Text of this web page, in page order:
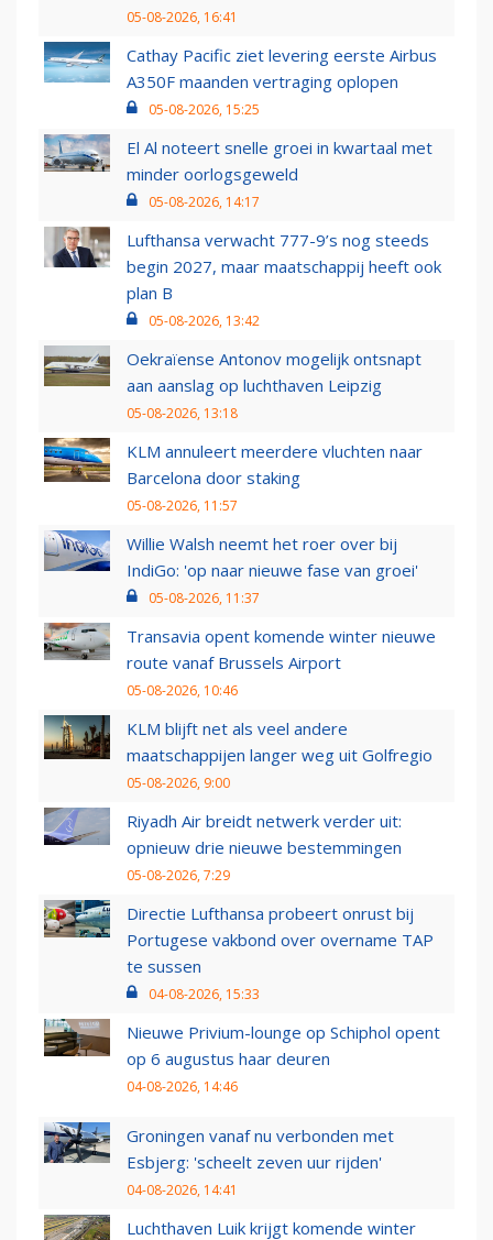
05-08-2026, 16:41
Cathay Pacific ziet levering eerste Airbus
A350F maanden vertraging oplopen
05-08-2026, 15:25
El Al noteert snelle groei in kwartaal met
minder oorlogsgeweld
05-08-2026, 14:17
Lufthansa verwacht 777-9’s nog steeds
begin 2027, maar maatschappij heeft ook
plan B
05-08-2026, 13:42
Oekraïense Antonov mogelijk ontsnapt
aan aanslag op luchthaven Leipzig
05-08-2026, 13:18
KLM annuleert meerdere vluchten naar
Barcelona door staking
05-08-2026, 11:57
Willie Walsh neemt het roer over bij
IndiGo: 'op naar nieuwe fase van groei'
05-08-2026, 11:37
Transavia opent komende winter nieuwe
route vanaf Brussels Airport
05-08-2026, 10:46
KLM blijft net als veel andere
maatschappijen langer weg uit Golfregio
05-08-2026, 9:00
Riyadh Air breidt netwerk verder uit:
opnieuw drie nieuwe bestemmingen
05-08-2026, 7:29
Directie Lufthansa probeert onrust bij
Portugese vakbond over overname TAP
te sussen
04-08-2026, 15:33
Nieuwe Privium-lounge op Schiphol opent
op 6 augustus haar deuren
04-08-2026, 14:46
Groningen vanaf nu verbonden met
Esbjerg: 'scheelt zeven uur rijden'
04-08-2026, 14:41
Luchthaven Luik krijgt komende winter